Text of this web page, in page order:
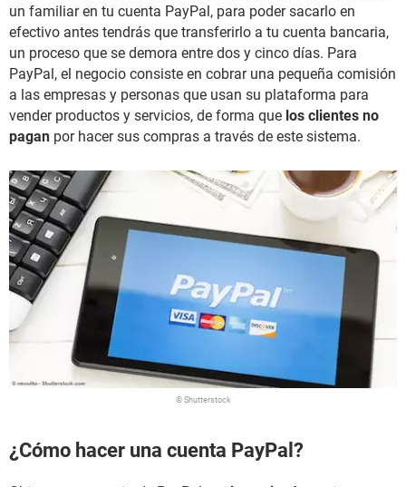
un familiar en tu cuenta PayPal, para poder sacarlo en
efectivo antes tendrás que transferirlo a tu cuenta bancaria,
un proceso que se demora entre dos y cinco días. Para
PayPal, el negocio consiste en cobrar una pequeña comisión
a las empresas y personas que usan su plataforma para
vender productos y servicios, de forma que los clientes no
pagan por hacer sus compras a través de este sistema.
© Shutterstock
¿Cómo hacer una cuenta PayPal?